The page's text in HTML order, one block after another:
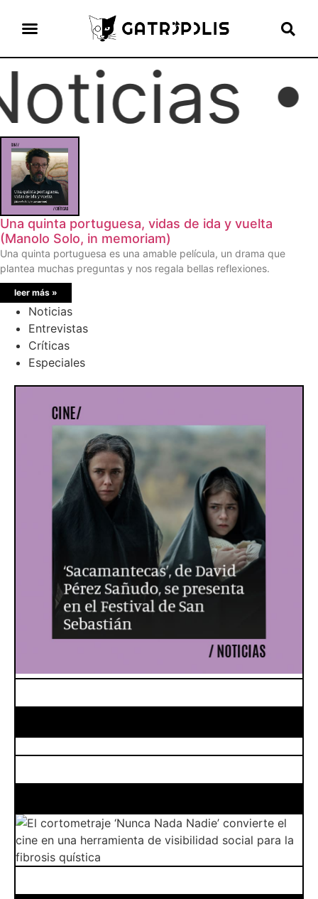
Una quinta portuguesa, vidas de ida y vuelta
(Manolo Solo, in memoriam)
Una quinta portuguesa es una amable película, un drama que
plantea muchas preguntas y nos regala bellas reflexiones.
leer más »
Noticias
Entrevistas
Críticas
Especiales